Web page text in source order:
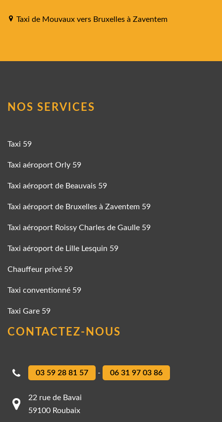
Taxi de Mouvaux vers Bruxelles à Zaventem
NOS SERVICES
Taxi 59
Taxi aéroport Orly 59
Taxi aéroport de Beauvais 59
Taxi aéroport de Bruxelles à Zaventem 59
Taxi aéroport Roissy Charles de Gaulle 59
Taxi aéroport de Lille Lesquin 59
Chauffeur privé 59
Taxi conventionné 59
Taxi Gare 59
CONTACTEZ-NOUS
03 59 28 81 57 - 06 31 97 03 86
22 rue de Bavai
59100 Roubaix